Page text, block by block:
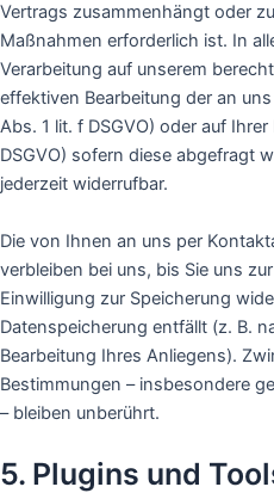
Vertrags zusammenhängt oder
Maßnahmen erforderlich ist. In
Verarbeitung auf unserem
effektiven Bearbeitung der an
Abs. 1 lit. f DSGVO) oder auf
DSGVO) sofern diese abgefragt
jederzeit widerrufbar.
Die von Ihnen an uns per
verbleiben bei uns, bis Sie uns
Einwilligung zur Speicherung
Datenspeicherung entfällt (z. B.
Bearbeitung Ihres Anliegens).
Bestimmungen – insbesondere
– bleiben unberührt.
5. Plugins und